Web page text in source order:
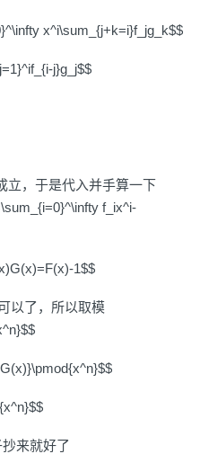
x^i\sum_{j+k=i}f_jg_k$$
j}g_j$$
立，于是代入并手算一下
f_ix^i-
1$$
以了，所以取模
来就好了